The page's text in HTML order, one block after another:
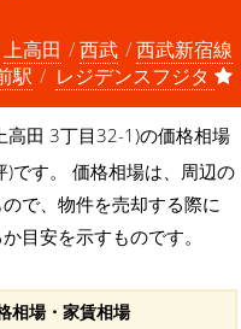
上高田 西武
西武新宿線
駅
レジデンスフジタ
高田 3丁目32-1)の価格相場
です。 価格相場は、周辺の
で、物件を売却する際に
目安を示すものです。
相場・家賃相場